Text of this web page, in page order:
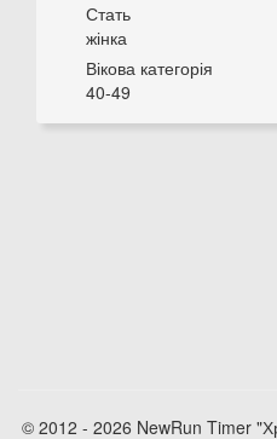
Стать
жінка
Вікова категорія
40-49
© 2012 - 2026 NewRun Timer